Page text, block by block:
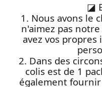
◪
1. Nous avons le
n'aimez pas
avez vos propres
2. Dans des
colis est de 1
également fournir